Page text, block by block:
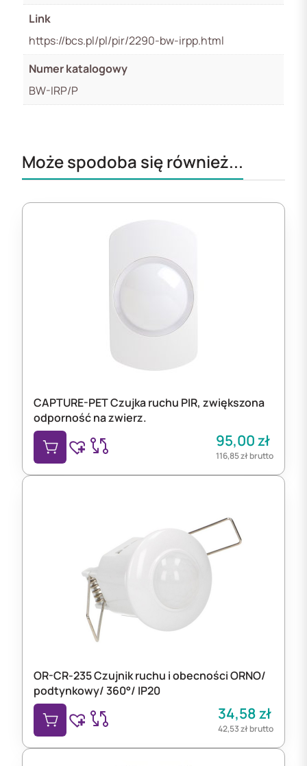
Link
https://bcs.pl/pl/pir/2290-bw-irpp.html
Numer katalogowy
BW-IRP/P
Może spodoba się również...
CAPTURE-PET Czujka ruchu PIR, zwiększona
odporność na zwierz.
95,00zł
116,85złbrutto
OR-CR-235 Czujnik ruchu i obecności ORNO/
podtynkowy/ 360°/ IP20
34,58zł
42,53złbrutto